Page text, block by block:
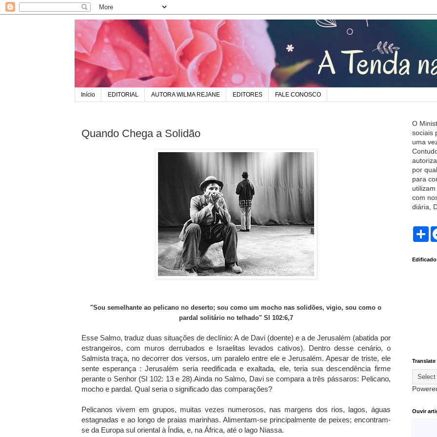
Início EDITORIAL AUTORA WILMA REJANE EDITORES FALE CONOSCO
Quando Chega a Solidão
"Sou semelhante ao pelicano no deserto; sou como um mocho nas solidões, vigio, sou como o
pardal solitário no telhado" Sl 102:6,7
Esse Salmo, traduz duas situações de declínio: A de Davi (doente) e a de Jerusalém (abatida por
estrangeiros, com muros derrubados e Israelitas levados cativos). Dentro desse cenário, o
Salmista traça, no decorrer dos versos, um paralelo entre ele e Jerusalém. Apesar de triste, ele
sente esperança : Jerusalém seria reedificada e exaltada, ele, teria sua descendência firme
perante o Senhor (Sl 102: 13 e 28).Ainda no Salmo, Davi se compara a três pássaros: Pelicano,
mocho e pardal. Qual seria o significado das comparações?
Pelicanos vivem em grupos, muitas vezes numerosos, nas margens dos rios, lagos, águas
estagnadas e ao longo de praias marinhas. Alimentam-se principalmente de peixes; encontram-
se da Europa sul oriental à Índia, e, na África, até o lago Niassa.
O
sociais
uma
por
para
com
diária,
S
e
Translate
Ouvir